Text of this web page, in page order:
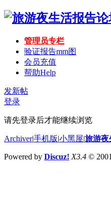
管理员专栏
验证报告mm图
会员充值
帮助Help
发新帖
登录
请先登录后才能继续浏览
Archiver|手机版|小黑屋|旅游夜
Powered by Discuz! X3.4 ©